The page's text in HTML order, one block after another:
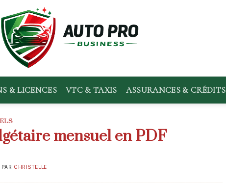
& LICENCES VTC & TAXIS ASSURANCES & CRÉDITS
mensuel en PDF
PAR CHRISTELLE